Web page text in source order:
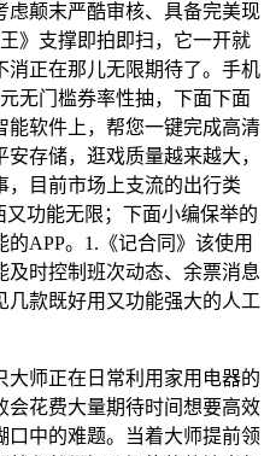
虑颠末严酷审核、具备完美现
》支撑即拍即扫，它一开就
消正在那儿无限期待了。手机
无门槛券率性抽，下面下面
能软件上，帮您一键完成高清
存储，逛戏质量越来越大，
，目前市场上支流的出行类
功能无限；下面小编保举的
APP。1.《记合同》该使用
时控制班次动态、余票消息
几款既好用又功能强大的人工
师正在日常利用家用电器的
会花费大量期待时间想要高效
口中的难题。当着大师提前领